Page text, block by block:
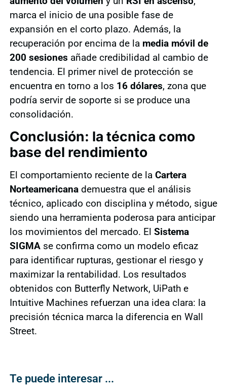
marca el inicio de una posible fase de
expansión en el corto plazo. Además, la
recuperación por encima de la media móvil de
200 sesiones añade credibilidad al cambio de
tendencia. El primer nivel de protección se
encuentra en torno a los 16 dólares, zona que
podría servir de soporte si se produce una
consolidación.
Conclusión: la técnica como
base del rendimiento
El comportamiento reciente de la Cartera
Norteamericanademuestra que el análisis
técnico, aplicado con disciplina y método, sigue
siendo una herramienta poderosa para anticipar
los movimientos del mercado. El Sistema
SIGMAse confirma como un modelo eficaz
para identificar rupturas, gestionar el riesgo y
maximizar la rentabilidad. Los resultados
obtenidos con Butterfly Network, UiPath e
Intuitive Machines refuerzan una idea clara: la
precisión técnica marca la diferencia en Wall
Street.
Te puede interesar ...